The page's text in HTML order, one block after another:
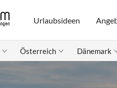
Urlaubsideen
Österreich Dänemark